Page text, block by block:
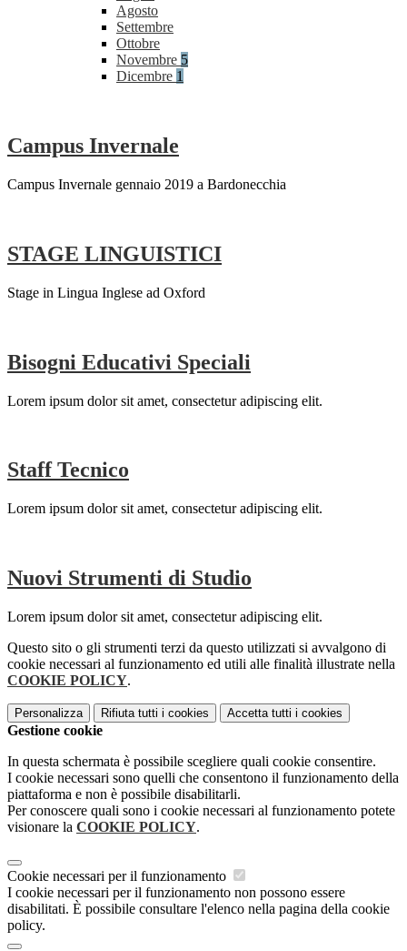
Agosto
Settembre
Ottobre
Novembre 5
Dicembre 1
Campus Invernale
Campus Invernale gennaio 2019 a Bardonecchia
STAGE LINGUISTICI
Stage in Lingua Inglese ad Oxford
Bisogni Educativi Speciali
Lorem ipsum dolor sit amet, consectetur adipiscing elit.
Staff Tecnico
Lorem ipsum dolor sit amet, consectetur adipiscing elit.
Nuovi Strumenti di Studio
Lorem ipsum dolor sit amet, consectetur adipiscing elit.
Questo sito o gli strumenti terzi da questo utilizzati si avvalgono di
cookie necessari al funzionamento ed utili alle finalità illustrate nella
COOKIE POLICY.
Personalizza Rifiuta tutti i cookies Accetta tutti i cookies
Gestione cookie
In questa schermata è possibile scegliere quali cookie consentire.
I cookie necessari sono quelli che consentono il funzionamento della
piattaforma e non è possibile disabilitarli.
Per conoscere quali sono i cookie necessari al funzionamento potete
visionare la COOKIE POLICY.
Cookie necessari per il funzionamento
I cookie necessari per il funzionamento non possono essere
disabilitati. È possibile consultare l'elenco nella pagina della cookie
policy.